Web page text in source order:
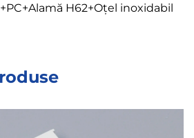
H62+Oțel inoxidabil